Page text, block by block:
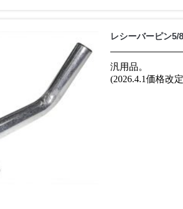
レシーバーピン5/
汎用品。
(2026.4.1価格改